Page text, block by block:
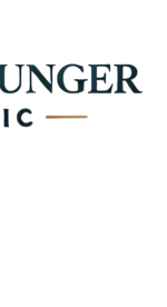
المحتوى